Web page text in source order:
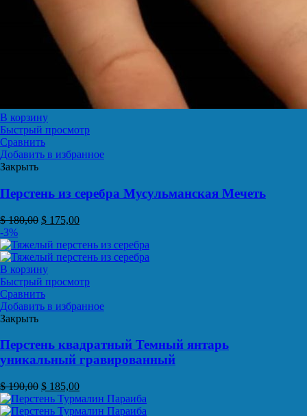
В корзину
Быстрый просмотр
Сравнить
Добавить в избранное
Закрыть
Перстень из серебра Мусульманская Мечеть
$180,00 $ 175,00
-3%
В корзину
Быстрый просмотр
Сравнить
Добавить в избранное
Закрыть
Перстень квадратный Темный янтарь
уникальный гравированный
$190,00 $ 185,00